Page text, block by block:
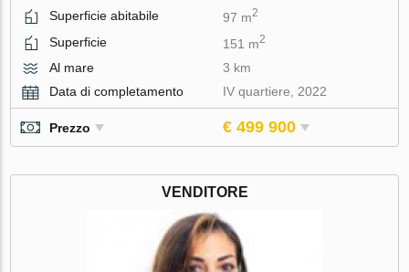
Superficie abitabile
97 m2
Superficie 151 m2
Al mare
3 km
Data di completamento
IV quartiere, 2022
Prezzo € 499 900
VENDITORE